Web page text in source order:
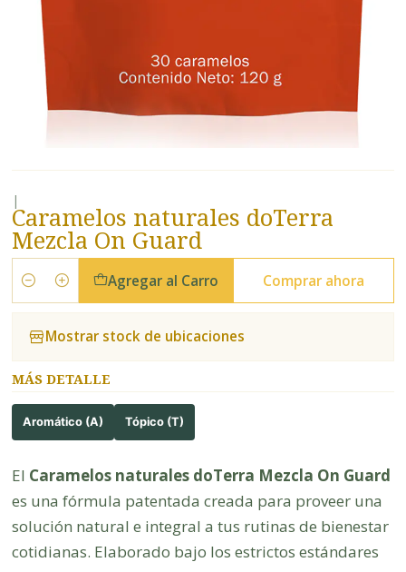
|
Caramelos naturales doTerra
Mezcla On Guard
Cantidad
Agregar al Carro Comprar ahora
Mostrar stock de ubicaciones
MÁS DETALLE
Aromático (A) Tópico (T)
El Caramelos naturales doTerra Mezcla On Guard
es una fórmula patentada creada para proveer una
solución natural e integral a tus rutinas de bienestar
cotidianas. Elaborado bajo los estrictos estándares